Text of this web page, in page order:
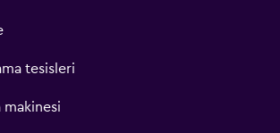
tesisleri
makinesi